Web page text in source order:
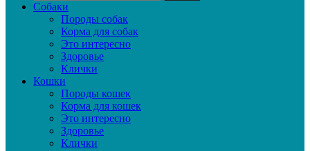
Собаки
Породы собак
Корма для собак
Это интересно
Здоровье
Клички
Кошки
Породы кошек
Корма для кошек
Это интересно
Здоровье
Клички